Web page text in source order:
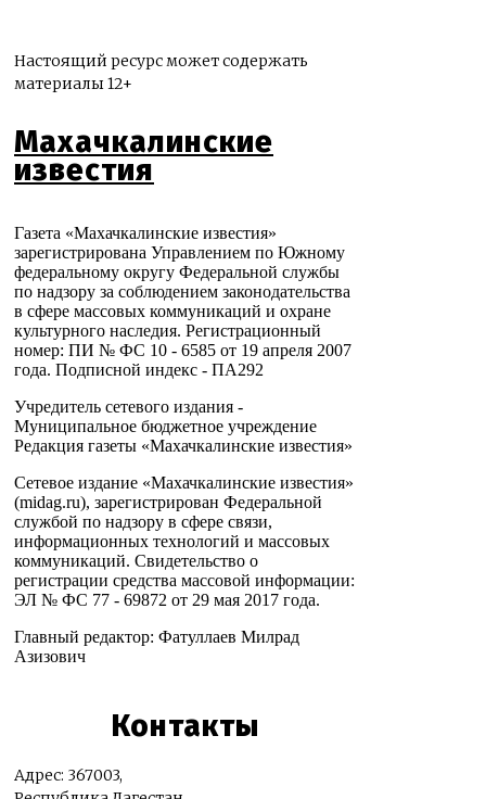
Настоящий ресурс может содержать
материалы 12+
Махачкалинские
известия
Газета «Махачкалинские известия»
зарегистрирована Управлением по Южному
федеральному округу Федеральной службы
по надзору за соблюдением законодательства
в сфере массовых коммуникаций и охране
культурного наследия. Регистрационный
номер: ПИ № ФС 10 - 6585 от 19 апреля 2007
года. Подписной индекс - ПА292
Учредитель сетевого издания -
Муниципальное бюджетное учреждение
Редакция газеты «Махачкалинские известия»
Сетевое издание «Махачкалинские известия»
(midag.ru), зарегистрирован Федеральной
службой по надзору в сфере связи,
информационных технологий и массовых
коммуникаций. Свидетельство о
регистрации средства массовой информации:
ЭЛ № ФС 77 - 69872 от 29 мая 2017 года.
Главный редактор: Фатуллаев Милрад
Азизович
Контакты
Адрес: 367003,